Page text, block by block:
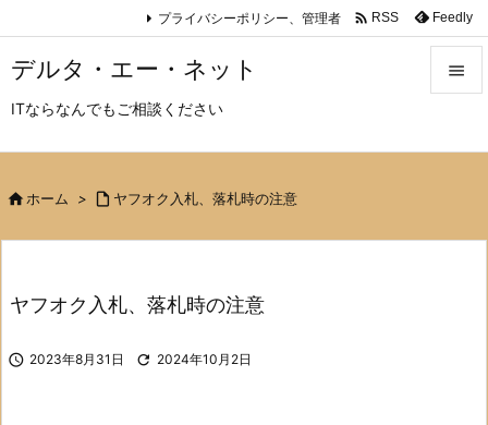
デルタ・エー・ネット
ITならなんでもご相談ください

プライバシーポリシー、管理者  RSS Feedly
 ホーム >  ヤフオク入札、落札時の注意
ヤフオク入札、落札時の注意
 2023年8月31日  2024年10月2日